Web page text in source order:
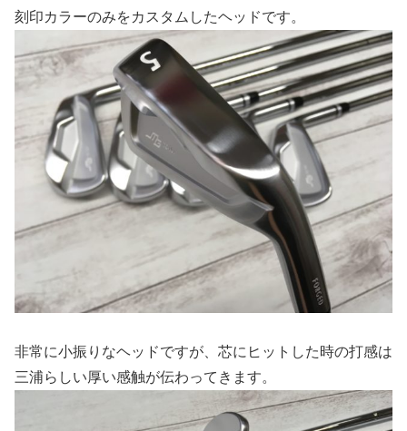
刻印カラーのみをカスタムしたヘッドです。
非常に小振りなヘッドですが、芯にヒットした時の打感は
三浦らしい厚い感触が伝わってきます。